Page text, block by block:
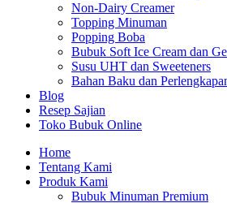
Non-Dairy Creamer
Topping Minuman
Popping Boba
Bubuk Soft Ice Cream dan
Susu UHT dan Sweeteners
Bahan Baku dan
Blog
Resep Sajian
Toko Bubuk Online
Home
Tentang Kami
Produk Kami
Bubuk Minuman Premium